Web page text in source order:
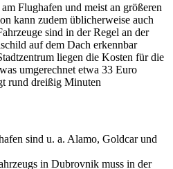
Flughafen und meist an größeren
kann zudem üblicherweise auch
sind in der Regel an der
auf dem Dach erkennbar
liegen die Kosten für die
umgerechnet etwa 33 Euro
rund dreißig Minuten
sind u. a. Alamo, Goldcar und
in Dubrovnik muss in der